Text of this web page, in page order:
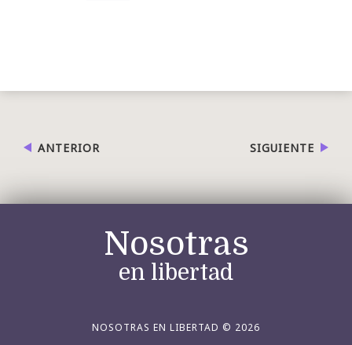
ANTERIOR SIGUIENTE
Nosotras
en libertad
NOSOTRAS EN LIBERTAD © 2026